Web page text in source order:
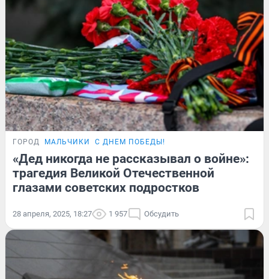
ГОРОД МАЛЬЧИКИ С ДНЕМ ПОБЕДЫ!
«Дед никогда не рассказывал о войне»:
трагедия Великой Отечественной
глазами советских подростков
28 апреля, 2025, 18:27 1 957 Обсудить